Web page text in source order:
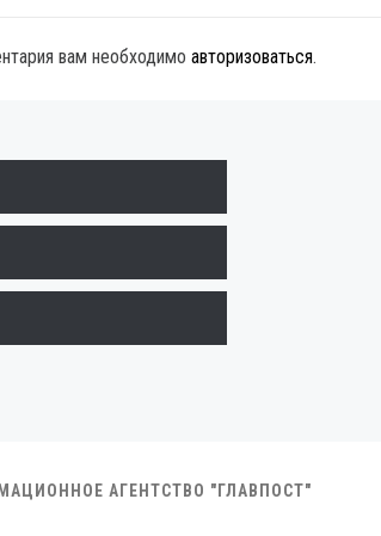
вам необходимо авторизоваться.
АГЕНТСТВО "ГЛАВПОСТ"